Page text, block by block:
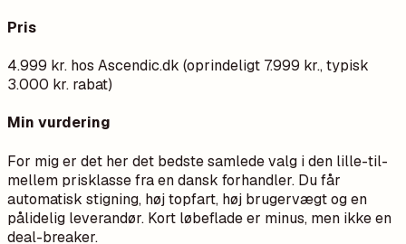
Pris
4.999 kr. hos Ascendic.dk (oprindeligt 7.999 kr., typisk
3.000 kr. rabat)
Min vurdering
For mig er det her det bedste samlede valg i den lille-til-
mellem prisklasse fra en dansk forhandler. Du får
automatisk stigning, høj topfart, høj brugervægt og en
pålidelig leverandør. Kort løbeflade er minus, men ikke en
deal-breaker.